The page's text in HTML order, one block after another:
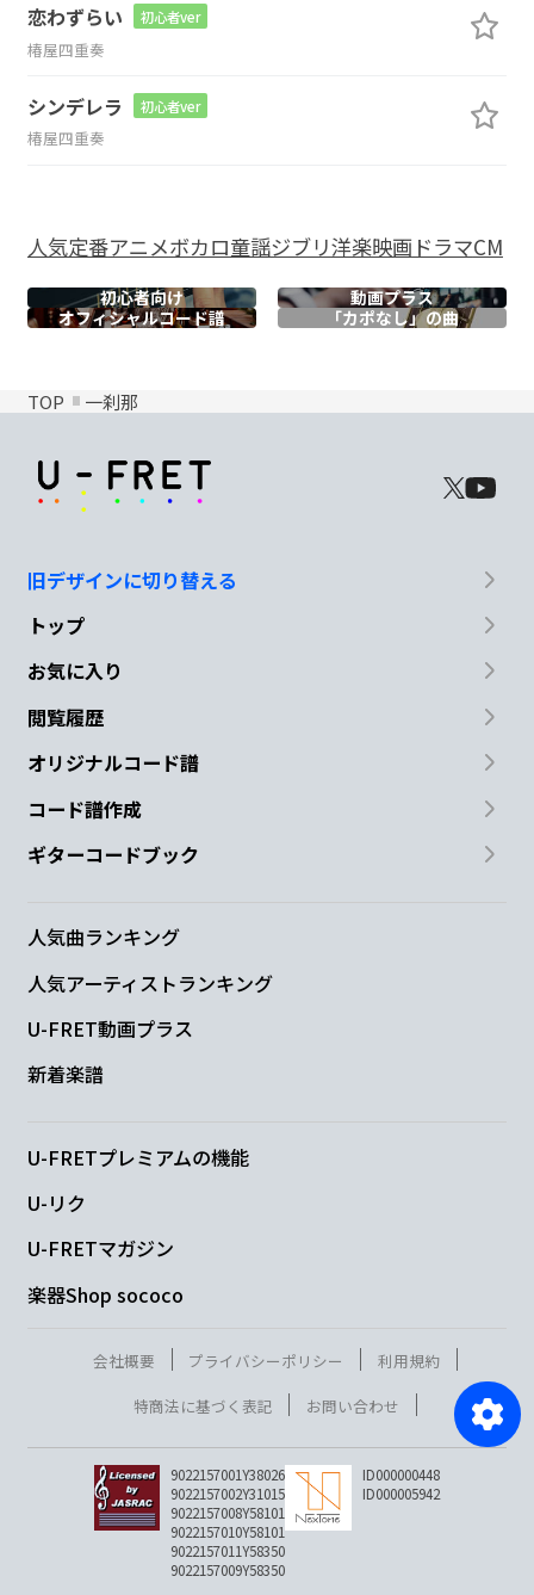
恋わずらい 初心者ver
椿屋四重奏
シンデレラ 初心者ver
椿屋四重奏
人気定番アニメボカロ童謡ジブリ洋楽映画ドラマCM
初心者向け
動画プラス
オフィシャルコード譜 「カポなし」の曲
TOP 一刹那
旧デザインに切り替える
トップ
お気に入り
閲覧履歴
オリジナルコード譜
コード譜作成
ギターコードブック
人気曲ランキング
人気アーティストランキング
U-FRET動画プラス
新着楽譜
U-FRETプレミアムの機能
U-リク
U-FRETマガジン
楽器Shop sococo
会社概要 プライバシーポリシー
利用規約
特商法に基づく表記
お問い合わせ
9022157001Y38026
9022157002Y31015
9022157008Y58101
9022157010Y58101
9022157011Y58350
9022157009Y58350
ID000000448
ID000005942